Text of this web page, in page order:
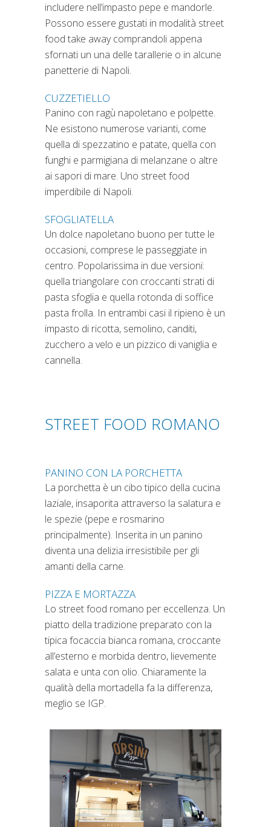
includere nell’impasto pepe e mandorle.
Possono essere gustati in modalità street
food take away comprandoli appena
sfornati un una delle tarallerie o in alcune
panetterie di Napoli.
CUZZETIELLO
Panino con ragù napoletano e polpette.
Ne esistono numerose varianti, come
quella di spezzatino e patate, quella con
funghi e parmigiana di melanzane o altre
ai sapori di mare. Uno street food
imperdibile di Napoli.
SFOGLIATELLA
Un dolce napoletano buono per tutte le
occasioni, comprese le passeggiate in
centro. Popolarissima in due versioni:
quella triangolare con croccanti strati di
pasta sfoglia e quella rotonda di soffice
pasta frolla. In entrambi casi il ripieno è un
impasto di ricotta, semolino, canditi,
zucchero a velo e un pizzico di vaniglia e
cannella.
STREET FOOD ROMANO
PANINO CON LA PORCHETTA
La porchetta è un cibo tipico della cucina
laziale, insaporita attraverso la salatura e
le spezie (pepe e rosmarino
principalmente). Inserita in un panino
diventa una delizia irresistibile per gli
amanti della carne.
PIZZA E MORTAZZA
Lo street food romano per eccellenza. Un
piatto della tradizione preparato con la
tipica focaccia bianca romana, croccante
all’esterno e morbida dentro, lievemente
salata e unta con olio. Chiaramente la
qualità della mortadella fa la differenza,
meglio se IGP.